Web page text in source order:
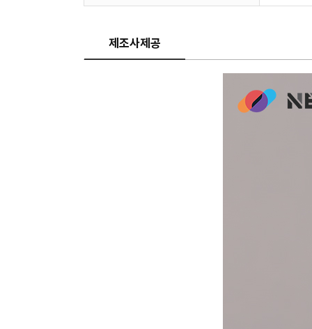
제조사제공